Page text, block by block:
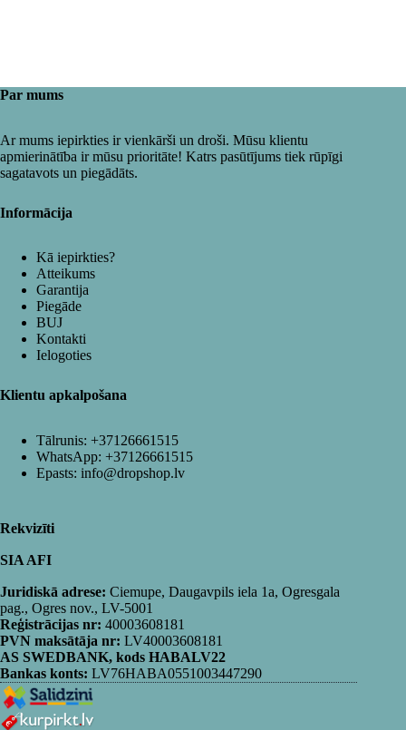
Par mums
Ar mums iepirkties ir vienkārši un droši. Mūsu klientu
apmierinātība ir mūsu prioritāte! Katrs pasūtījums tiek rūpīgi
sagatavots un piegādāts.
Informācija
Kā iepirkties?
Atteikums
Garantija
Piegāde
BUJ
Kontakti
Ielogoties
Klientu apkalpošana
Tālrunis: +37126661515
WhatsApp: +37126661515
Epasts: info@dropshop.lv
Rekvizīti
SIA AFI
Juridiskā adrese: Ciemupe, Daugavpils iela 1a, Ogresgala
pag., Ogres nov., LV-5001
Reģistrācijas nr: 40003608181
PVN maksātāja nr: LV40003608181
AS SWEDBANK, kods HABALV22
Bankas konts: LV76HABA0551003447290